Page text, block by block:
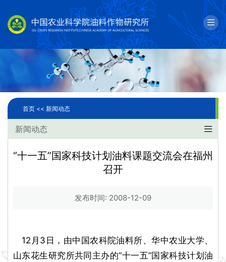
English 邮箱
科学研究
人才队伍
首页 << 新闻动态
新闻动态
“十一五”国家科技计划油料课题交流会在福州
召开
发布时间: 2008-12-09
12月3日，由中国农科院油料所、华中农业大学、
山东花生研究所共同主办的“十一五”国家科技计划油